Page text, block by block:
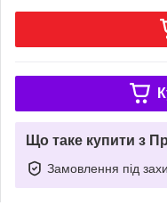
Що таке купити з
Замовлення під